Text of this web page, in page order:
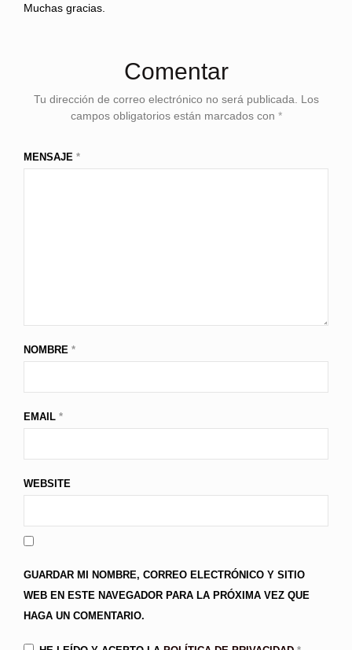
Muchas gracias.
Comentar
Tu dirección de correo electrónico no será publicada.
Los
campos obligatorios están marcados con *
MENSAJE *
NOMBRE *
EMAIL *
WEBSITE
GUARDAR MI NOMBRE, CORREO ELECTRÓNICO Y SITIO
WEB EN ESTE NAVEGADOR PARA LA PRÓXIMA VEZ QUE
HAGA UN COMENTARIO.